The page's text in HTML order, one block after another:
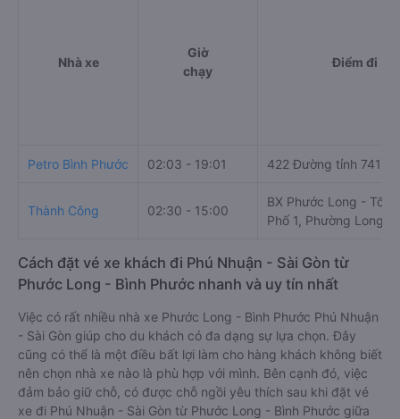
Nhà xe
Giờ
chạy
Điểm đi
Petro Bình Phước 02:03 - 19:01 422 Đường tỉnh 741
Thành Công 02:30 - 15:00
BX Phước Long - Tổ
Phố 1, Phường Long
Cách đặt vé xe khách đi Phú Nhuận - Sài Gòn từ
Phước Long - Bình Phước nhanh và uy tín nhất
Việc có rất nhiều nhà xe Phước Long - Bình Phước Phú Nhuận
- Sài Gòn giúp cho du khách có đa dạng sự lựa chọn. Đây
cũng có thể là một điều bất lợi làm cho hàng khách không biết
nên chọn nhà xe nào là phù hợp với mình. Bên cạnh đó, việc
đảm bảo giữ chỗ, có được chỗ ngồi yêu thích sau khi đặt vé
xe đi Phú Nhuận - Sài Gòn từ Phước Long - Bình Phước giữa